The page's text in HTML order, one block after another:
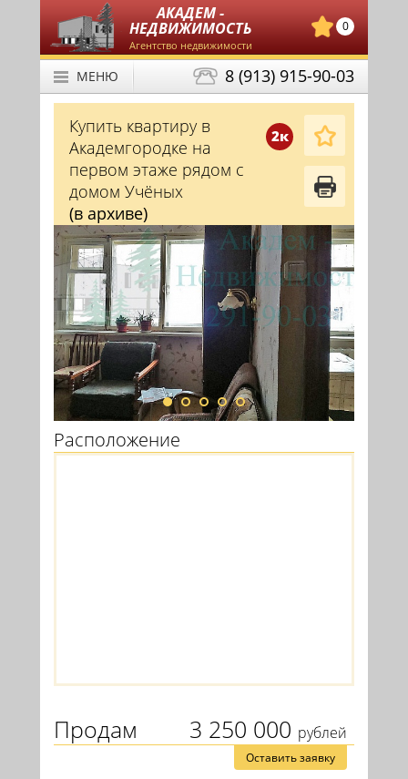
АКАДЕМ -
НЕДВИЖИМОСТЬ
Агентство недвижимости
0
8 (913) 915-90-03
МЕНЮ
2к
Купить квартиру в
Академгородке на
первом этаже рядом с
домом Учёных
(в архиве)
Расположение
3 250 000 рублей
Продам
Оставить заявку